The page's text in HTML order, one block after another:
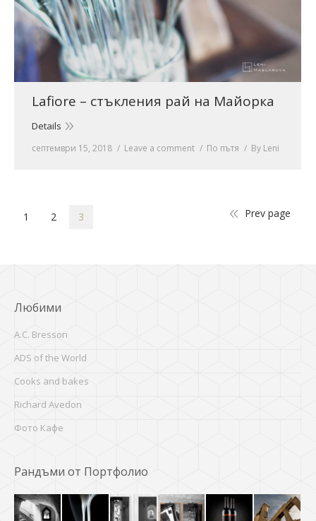
Lafiore – стъкления рай на Майорка
Details
септември 15, 2018 Leave a comment По пътя By Leni
1 2 3 Prev page
Любими
A.C. Bresson
ADS of the World
Cooks and bakes
Richard Avedon
Фото Кафе
Рандъми от Портфолио